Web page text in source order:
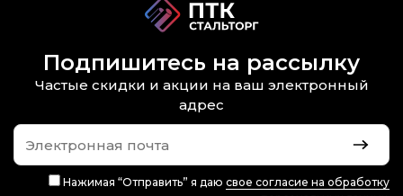
Подпишитесь на рассылку
Частые скидки и акции на ваш электронный
адрес
Нажимая “Отправить” я даю свое согласие на обработку